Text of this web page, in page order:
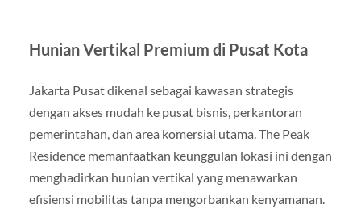
Hunian Vertikal Premium di Pusat Kota
Jakarta Pusat dikenal sebagai kawasan strategis
dengan akses mudah ke pusat bisnis, perkantoran
pemerintahan, dan area komersial utama. The Peak
Residence memanfaatkan keunggulan lokasi ini dengan
menghadirkan hunian vertikal yang menawarkan
efisiensi mobilitas tanpa mengorbankan kenyamanan.